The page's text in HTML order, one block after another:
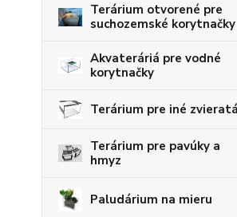
Terárium otvorené pre
suchozemské korytnačky
Akvateráriá pre vodné
korytnačky
Terárium pre iné zvieratá
Terárium pre pavúky a
hmyz
Paludárium na mieru